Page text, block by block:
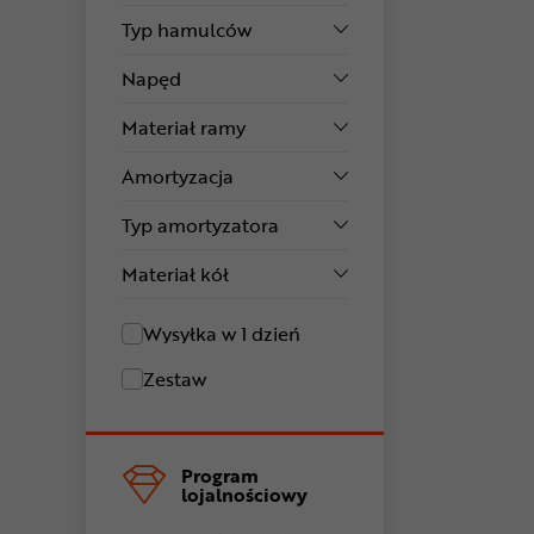
Typ hamulców
Napęd
Materiał ramy
Amortyzacja
Typ amortyzatora
Materiał kół
Wysyłka w 1 dzień
Zestaw
Program
lojalnościowy